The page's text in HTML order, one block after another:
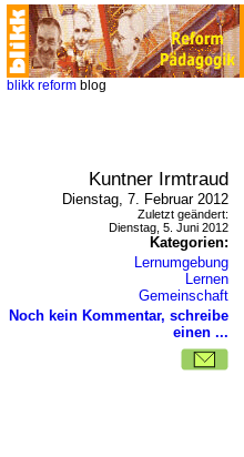
blikk reform blog
Kuntner Irmtraud
Dienstag, 7. Februar 2012
Zuletzt geändert:
Dienstag, 5. Juni 2012
Kategorien:
Lernumgebung
Lernen
Gemeinschaft
Noch kein Kommentar, schreibe
einen ...